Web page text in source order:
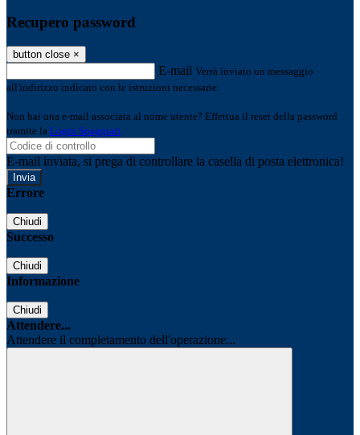
Recupero password
button close ×
E-mail Verrà inviato un messaggio
all'indirizzo indicato con le istruzioni necessarie.
Non hai una e-mail associata al nome utente? Effettua il reset della password
tramite la Login Spaggiari
E-mail inviata, si prega di controllare la casella di posta elettronica!
Errore
Chiudi
Successo
Chiudi
Informazione
Chiudi
Attendere...
Attendere il completamento dell'operazione...